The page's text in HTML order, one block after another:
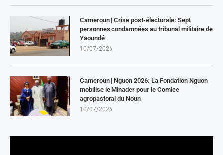
Cameroun | Crise post-électorale: Sept
personnes condamnées au tribunal militaire de
Yaoundé
10/07/2026
Cameroun | Nguon 2026: La Fondation Nguon
mobilise le Minader pour le Comice
agropastoral du Noun
10/07/2026